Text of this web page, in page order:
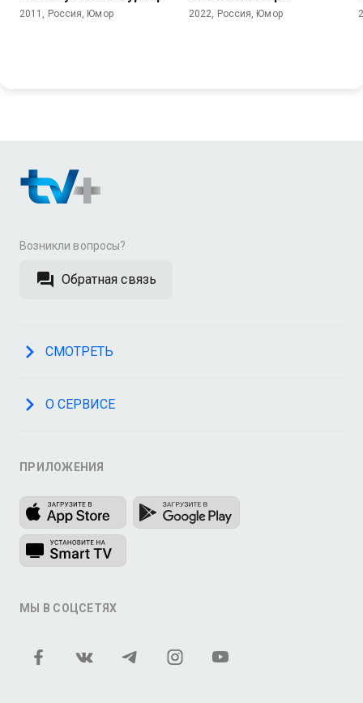
2011, Россия, Юмор 2022, Россия, Юмор
Возникли вопросы?
Обратная связь
СМОТРЕТЬ
О СЕРВИСЕ
ПРИЛОЖЕНИЯ
МЫ В СОЦСЕТЯХ